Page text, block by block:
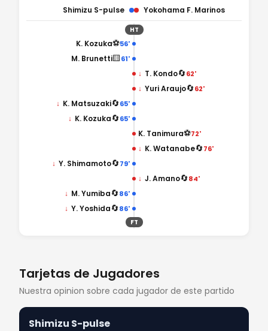
Shimizu S-pulse Yokohama F. Marinos
HT
56'
⚽
K. Kozuka
61'
🟨
M. Brunetti
↓ T. Kondo🔄62'
↓ Yuri Araujo🔄62'
65'
🔄
↓ K. Matsuzaki
65'
🔄
↓ K. Kozuka
K. Tanimura⚽72'
↓ K. Watanabe🔄76'
79'
🔄
↓ Y. Shimamoto
↓ J. Amano🔄84'
86'
🔄
↓ M. Yumiba
86'
🔄
↓ Y. Yoshida
FT
Tarjetas de Jugadores
Nuestra opinion sobre cada jugador de este partido
Shimizu S-pulse